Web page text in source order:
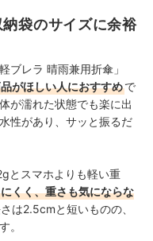
ル
袋のサイズに余裕
ブレラ 晴雨兼用折傘」
がほしい人におすすめで
が濡れた状態でも楽に出
性があり、サッと振るだ
とスマホよりも軽い重
くく、重さも気にならな
は2.5cmと短いものの、
。